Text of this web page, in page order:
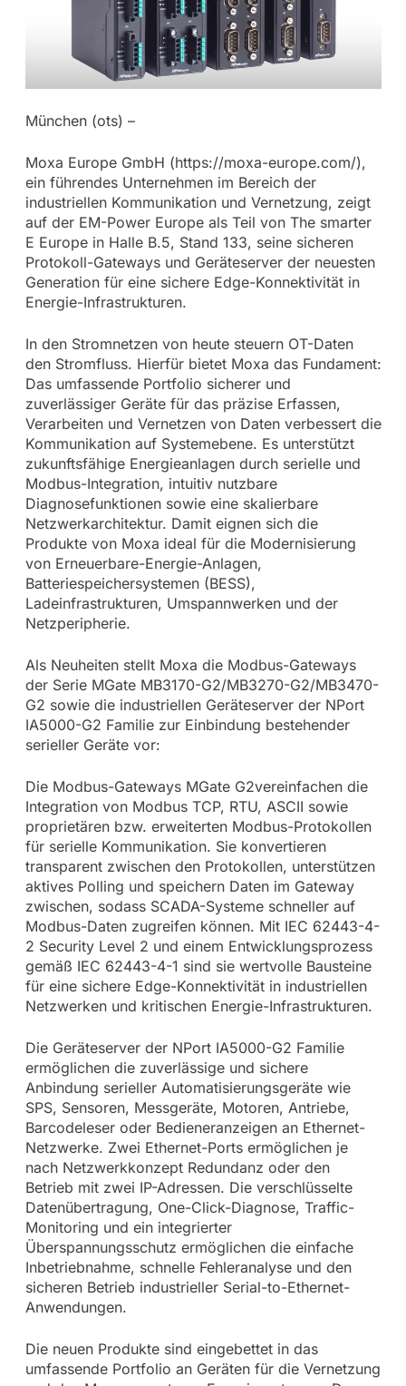
München (ots) –
Moxa Europe GmbH (https://moxa-europe.com/),
ein führendes Unternehmen im Bereich der
industriellen Kommunikation und Vernetzung, zeigt
auf der EM-Power Europe als Teil von The smarter
E Europe in Halle B.5, Stand 133, seine sicheren
Protokoll-Gateways und Geräteserver der neuesten
Generation für eine sichere Edge-Konnektivität in
Energie-Infrastrukturen.
In den Stromnetzen von heute steuern OT-Daten
den Stromfluss. Hierfür bietet Moxa das Fundament:
Das umfassende Portfolio sicherer und
zuverlässiger Geräte für das präzise Erfassen,
Verarbeiten und Vernetzen von Daten verbessert die
Kommunikation auf Systemebene. Es unterstützt
zukunftsfähige Energieanlagen durch serielle und
Modbus-Integration, intuitiv nutzbare
Diagnosefunktionen sowie eine skalierbare
Netzwerkarchitektur. Damit eignen sich die
Produkte von Moxa ideal für die Modernisierung
von Erneuerbare-Energie-Anlagen,
Batteriespeichersystemen (BESS),
Ladeinfrastrukturen, Umspannwerken und der
Netzperipherie.
Als Neuheiten stellt Moxa die Modbus-Gateways
der Serie MGate MB3170-G2/MB3270-G2/MB3470-
G2 sowie die industriellen Geräteserver der NPort
IA5000-G2 Familie zur Einbindung bestehender
serieller Geräte vor:
Die Modbus-Gateways MGate G2vereinfachen die
Integration von Modbus TCP, RTU, ASCII sowie
proprietären bzw. erweiterten Modbus-Protokollen
für serielle Kommunikation. Sie konvertieren
transparent zwischen den Protokollen, unterstützen
aktives Polling und speichern Daten im Gateway
zwischen, sodass SCADA-Systeme schneller auf
Modbus-Daten zugreifen können. Mit IEC 62443-4-
2 Security Level 2 und einem Entwicklungsprozess
gemäß IEC 62443-4-1 sind sie wertvolle Bausteine
für eine sichere Edge-Konnektivität in industriellen
Netzwerken und kritischen Energie-Infrastrukturen.
Die Geräteserver der NPort IA5000-G2 Familie
ermöglichen die zuverlässige und sichere
Anbindung serieller Automatisierungsgeräte wie
SPS, Sensoren, Messgeräte, Motoren, Antriebe,
Barcodeleser oder Bedieneranzeigen an Ethernet-
Netzwerke. Zwei Ethernet-Ports ermöglichen je
nach Netzwerkkonzept Redundanz oder den
Betrieb mit zwei IP-Adressen. Die verschlüsselte
Datenübertragung, One-Click-Diagnose, Traffic-
Monitoring und ein integrierter
Überspannungsschutz ermöglichen die einfache
Inbetriebnahme, schnelle Fehleranalyse und den
sicheren Betrieb industrieller Serial-to-Ethernet-
Anwendungen.
Die neuen Produkte sind eingebettet in das
umfassende Portfolio an Geräten für die Vernetzung